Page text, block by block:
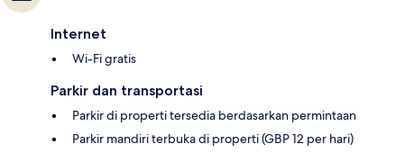
Internet
Wi-Fi gratis
Parkir dan transportasi
Parkir di properti tersedia berdasarkan permintaan
Parkir mandiri terbuka di properti (GBP 12 per hari)